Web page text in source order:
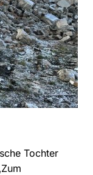
Tochter